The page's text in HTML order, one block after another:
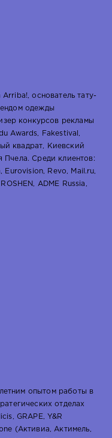
основатель тату-
одежды
конкурсов рекламы
Awards, Fakestival,
квадрат, Киевский
Пчела. Среди клиентов:
Eurovision, Revo, Mail.ru,
ADME Russia,
опытом работы в
отделах
GRAPE, Y&R
(Активиа, Актимель,